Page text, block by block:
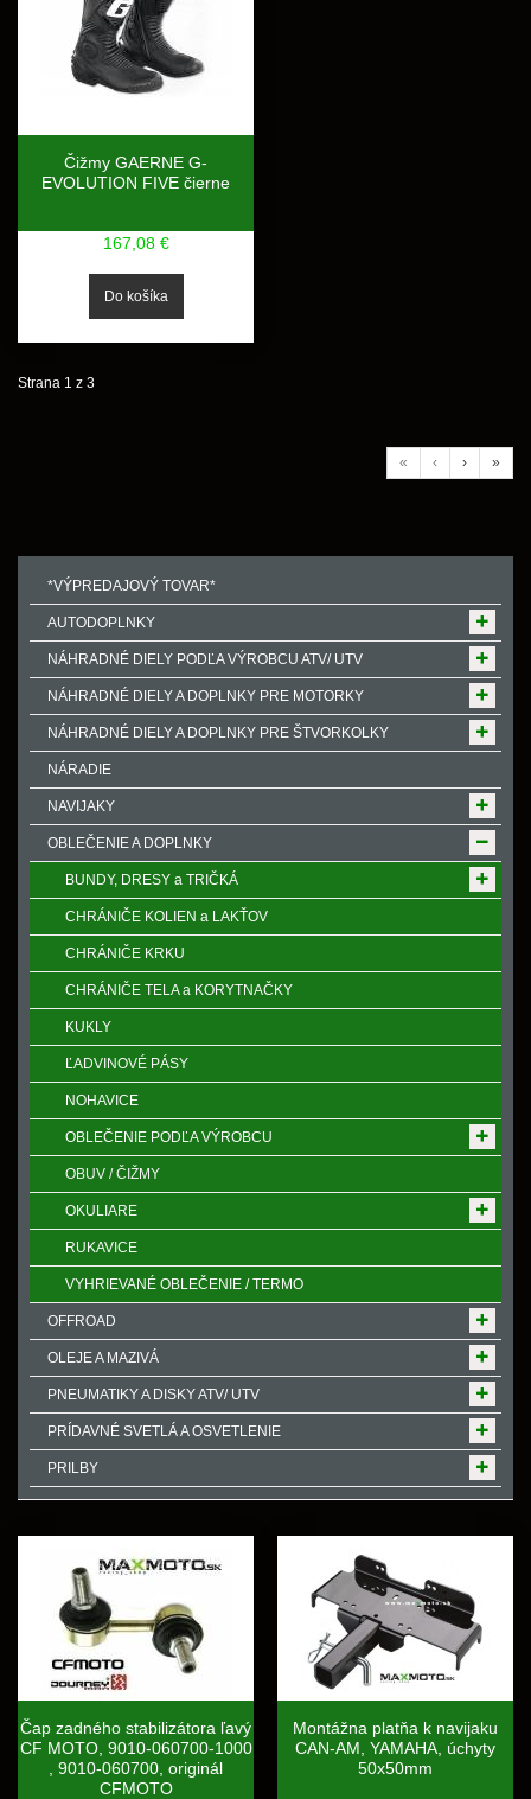
Čižmy GAERNE G-
EVOLUTION FIVE čierne
167,08 €
Strana 1 z 3
« ‹ › »
*VÝPREDAJOVÝ TOVAR*
AUTODOPLNKY
NÁHRADNÉ DIELY PODĽA VÝROBCU ATV/ UTV
NÁHRADNÉ DIELY A DOPLNKY PRE MOTORKY
NÁHRADNÉ DIELY A DOPLNKY PRE ŠTVORKOLKY
NÁRADIE
NAVIJAKY
OBLEČENIE A DOPLNKY
BUNDY, DRESY a TRIČKÁ
CHRÁNIČE KOLIEN a LAKŤOV
CHRÁNIČE KRKU
CHRÁNIČE TELA a KORYTNAČKY
KUKLY
ĽADVINOVÉ PÁSY
NOHAVICE
OBLEČENIE PODĽA VÝROBCU
OBUV / ČIŽMY
OKULIARE
RUKAVICE
VYHRIEVANÉ OBLEČENIE / TERMO
OFFROAD
OLEJE A MAZIVÁ
PNEUMATIKY A DISKY ATV/ UTV
PRÍDAVNÉ SVETLÁ A OSVETLENIE
PRILBY
Čap zadného stabilizátora ľavý
CF MOTO, 9010-060700-1000
, 9010-060700, originál
CFMOTO
Montážna platňa k navijaku
CAN-AM, YAMAHA, úchyty
50x50mm